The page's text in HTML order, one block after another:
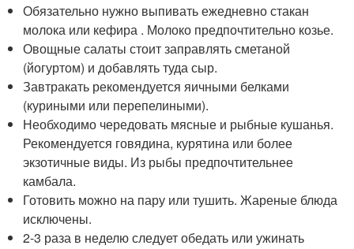
Обязательно нужно выпивать ежедневно стакан
молока или кефира . Молоко предпочтительно козье.
Овощные салаты стоит заправлять сметаной
(йогуртом) и добавлять туда сыр.
Завтракать рекомендуется яичными белками
(куриными или перепелиными).
Необходимо чередовать мясные и рыбные кушанья.
Рекомендуется говядина, курятина или более
экзотичные виды. Из рыбы предпочтительнее
камбала.
Готовить можно на пару или тушить. Жареные блюда
исключены.
2-3 раза в неделю следует обедать или ужинать